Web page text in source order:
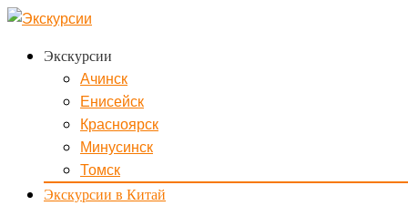
Экскурсии
Ачинск
Енисейск
Красноярск
Минусинск
Томск
Экскурсии в Китай